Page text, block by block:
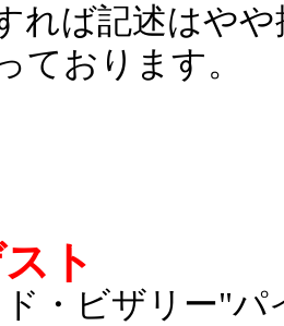
れば記述はや
ております。
ト
・ビザリー"パ